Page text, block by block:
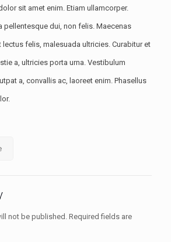
sit amet enim. Etiam ullamcorper.
pellentesque dui, non felis. Maecenas
lectus felis, malesuada ultricies. Curabitur et
a, ultricies porta urna. Vestibulum
a, convallis ac, laoreet enim. Phasellus
not be published. Required fields are